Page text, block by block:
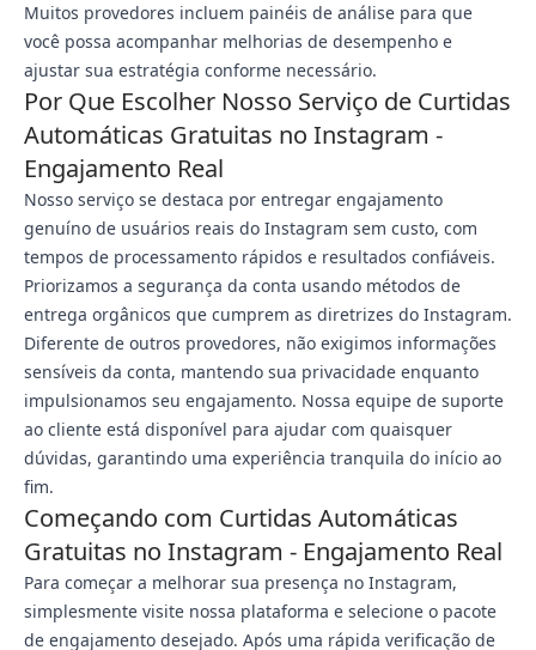
Muitos provedores incluem painéis de análise para que
você possa acompanhar melhorias de desempenho e
ajustar sua estratégia conforme necessário.
Por Que Escolher Nosso Serviço de Curtidas
Automáticas Gratuitas no Instagram -
Engajamento Real
Nosso serviço se destaca por entregar engajamento
genuíno de usuários reais do Instagram sem custo, com
tempos de processamento rápidos e resultados confiáveis.
Priorizamos a segurança da conta usando métodos de
entrega orgânicos que cumprem as diretrizes do Instagram.
Diferente de outros provedores, não exigimos informações
sensíveis da conta, mantendo sua privacidade enquanto
impulsionamos seu engajamento. Nossa equipe de suporte
ao cliente está disponível para ajudar com quaisquer
dúvidas, garantindo uma experiência tranquila do início ao
fim.
Começando com Curtidas Automáticas
Gratuitas no Instagram - Engajamento Real
Para começar a melhorar sua presença no Instagram,
simplesmente visite nossa plataforma e selecione o pacote
de engajamento desejado. Após uma rápida verificação de